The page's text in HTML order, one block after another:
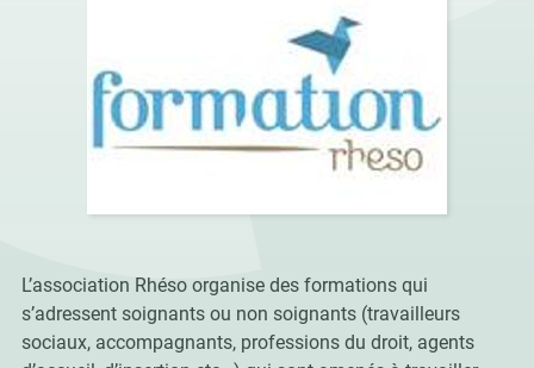
L’association Rhéso organise des formations qui
s’adressent soignants ou non soignants (travailleurs
sociaux, accompagnants, professions du droit, agents